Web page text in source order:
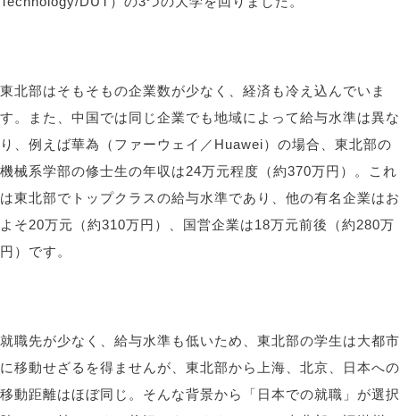
東北部はそもそもの企業数が少なく、経済も冷え込んでいま
す。また、中国では同じ企業でも地域によって給与水準は異な
り、例えば華為（ファーウェイ／ Huawei）の場合、東北部の
機械系学部の修士生の年収は24万元程度（約370万円）。これ
は東北部でトップクラスの給与水準であり、他の有名企業はお
よそ20万元（約310万円）、国営企業は18万元前後（約280万
円）です。
就職先が少なく、給与水準も低いため、東北部の学生は大都市
に移動せざるを得ませんが、東北部から上海、北京、日本への
移動距離はほぼ同じ。そんな背景から「日本での就職」が選択